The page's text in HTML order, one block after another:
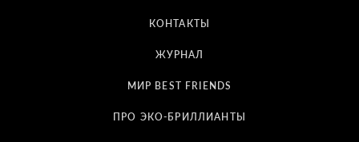
КОНТАКТЫ
ЖУРНАЛ
МИР BEST FRIENDS
ПРО ЭКО-БРИЛЛИАНТЫ